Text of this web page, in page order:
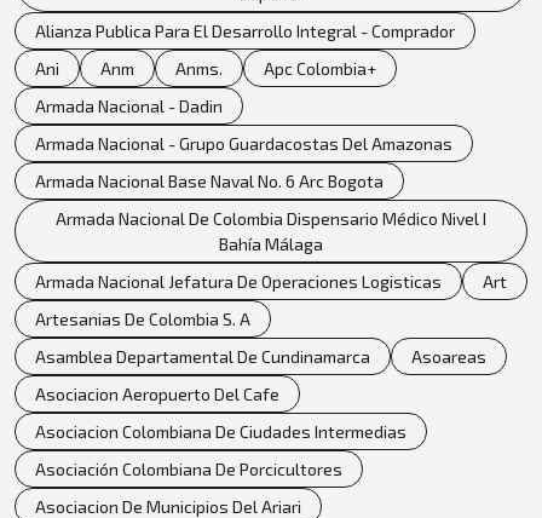
Alianza Publica Para El Desarrollo Integral - Comprador
Ani
Anm Anms.
Apc Colombia+
Armada Nacional - Dadin
Armada Nacional - Grupo Guardacostas Del Amazonas
Armada Nacional Base Naval No. 6 Arc Bogota
Armada Nacional De Colombia Dispensario Médico Nivel I
Bahía Málaga
Armada Nacional Jefatura De Operaciones Logisticas
Art
Artesanias De Colombia S. A
Asamblea Departamental De Cundinamarca
Asoareas
Asociacion Aeropuerto Del Cafe
Asociacion Colombiana De Ciudades Intermedias
Asociación Colombiana De Porcicultores
Asociacion De Municipios Del Ariari